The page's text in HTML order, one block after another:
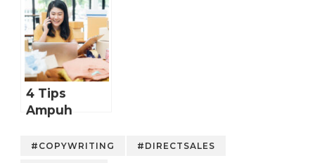
Pelanggan
Auto Beli
4 Tips
Ampuh
Caption
#COPYWRITING #DIRECTSALES